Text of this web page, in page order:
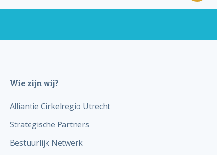
Wie zijn wij?
Alliantie Cirkelregio Utrecht
Strategische Partners
Bestuurlijk Netwerk